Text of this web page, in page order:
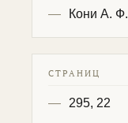
Кони А. Ф.
СТРАНИЦ
295, 22